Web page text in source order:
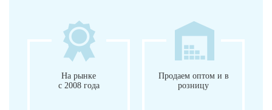
На рынке
с 2008 года
Продаем оптом и в
розницу